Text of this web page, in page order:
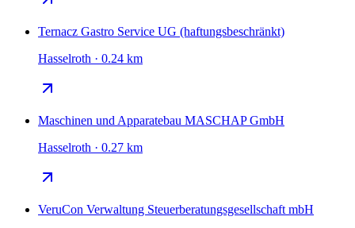
Ternacz Gastro Service UG (haftungsbeschränkt)
Hasselroth · 0.24 km
Maschinen und Apparatebau MASCHAP GmbH
Hasselroth · 0.27 km
VeruCon Verwaltung Steuerberatungsgesellschaft mbH